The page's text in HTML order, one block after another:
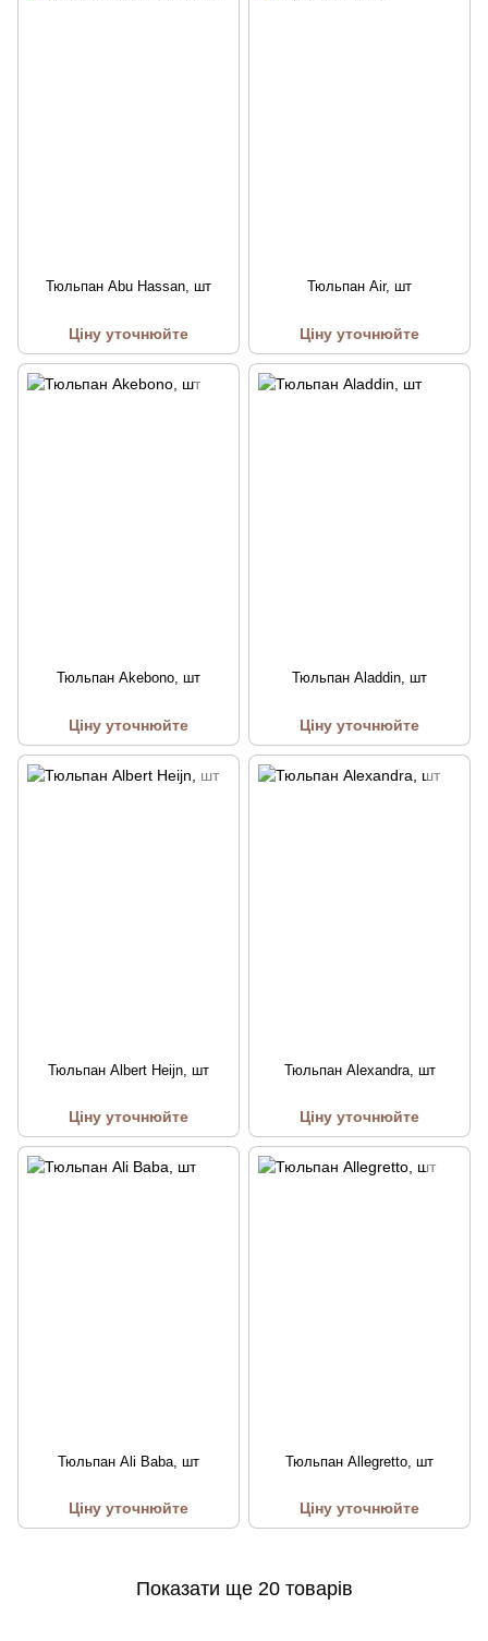
Тюльпан Abu Hassan, шт
Ціну уточнюйте
Тюльпан Air, шт
Ціну уточнюйте
Тюльпан Akebono, шт
Ціну уточнюйте
Тюльпан Aladdin, шт
Ціну уточнюйте
Тюльпан Albert Heijn, шт
Ціну уточнюйте
Тюльпан Alexandra, шт
Ціну уточнюйте
Тюльпан Ali Baba, шт
Ціну уточнюйте
Тюльпан Allegretto, шт
Ціну уточнюйте
Показати ще 20 товарів